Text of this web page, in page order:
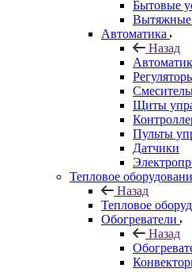
Бытовые
Вытяжные
Автоматика
Назад
Щиты
Пульты
Датчики
Тепловое
Назад
Тепловое
Обогреватели
Назад